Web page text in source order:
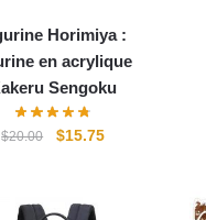
Horimiya :
en acrylique
Sengoku
$20.00
Le
était :
$15.75Le